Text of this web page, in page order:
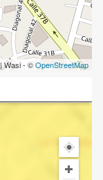
| Wasi - ©OpenStreetMap